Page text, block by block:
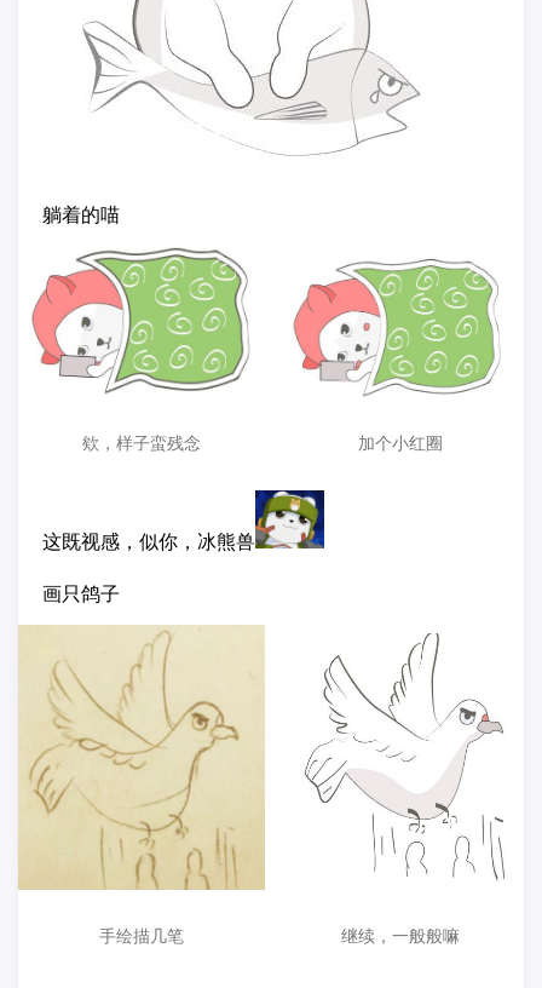
躺着的喵
欸，样子蛮残念 加个小红圈
这既视感，似你，冰熊兽
画只鸽子
手绘描几笔 继续，一般般嘛